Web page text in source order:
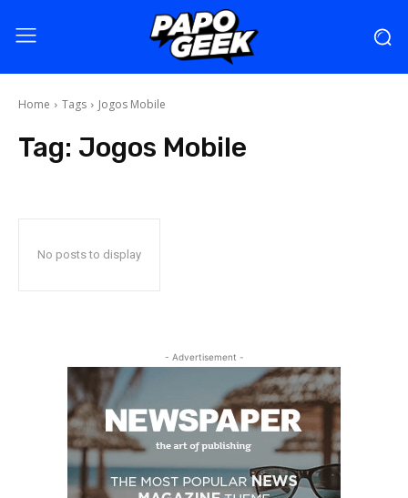
Home Tags Jogos Mobile
Tag: Jogos Mobile
No posts to display
- Advertisement -